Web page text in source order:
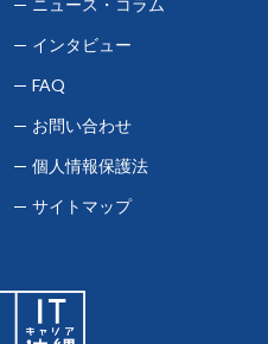
ニュース・コラム
インタビュー
FAQ
お問い合わせ
個人情報保護法
サイトマップ